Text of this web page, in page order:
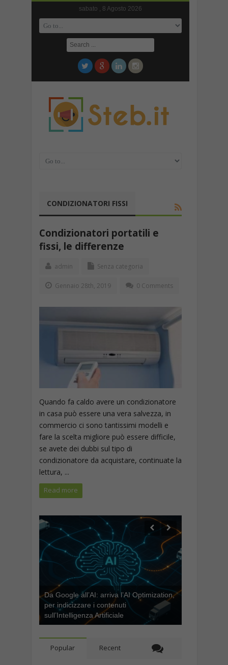
sabato , 8 Agosto 2026
CONDIZIONATORI FISSI
Condizionatori portatili e
fissi, le differenze
admin Senza categoria
Gennaio 28th, 2019 0 Comments
Quando fa caldo avere un condizionatore
in casa può essere una vera salvezza, in
commercio ci sono tantissimi modelli e
fare la scelta migliore può essere difficile,
se avete dei dubbi sul tipo di
condizionatore da acquistare, continuate la
lettura, ...
Read more
Da Google all’AI: arriva l’AI Optimization,
per indicizzare i contenuti
sull’Intelligenza Artificiale
Popular Recent